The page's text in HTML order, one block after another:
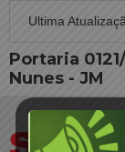
Ultima
Portaria
Nunes - JM